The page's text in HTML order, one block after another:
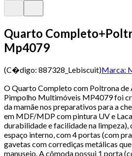
Quarto
Mp4079
(C�digo: 887328_Lebiscuit)Marca:
O Quarto Completo com Poltrona de
Pimpolho Multimóveis MP4079 foi
da mamãe nos preparativos para a
em MDF/MDP com pintura UV e
durabilidade e facilidade na limpeza),
espaço interno, com 4 portas (com
gavetas com corrediças metálicas
manuseio. A cômoda possui 1 porta